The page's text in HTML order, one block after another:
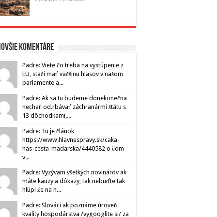
komentáre
Padre: Viete čo treba na vystúpenie z
EU, stačí mať väčšinu hlasov v našom
parlamente a...
Padre: Ak sa tu budeme donekonečna
nechať od.rbávať záchranármi štátu s
13 dôchodkami,...
Padre: Tu je článok
https://www.hlavnespravy.sk/caka-
nas-cesta-madarska/4440582 o čom
v...
Padre: Vyzývam všetkých novinárov ak
máte kauzy a dôkazy, tak nebuďte tak
hlúpi že na n...
Padre: Slováci ak poznáme úroveň
kvality hospodárstva /vygooglite si/ za